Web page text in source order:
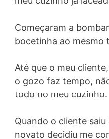
Começaram a
bocetinha ao mesmo
Até que o meu
o gozo faz tempo,
todo no meu cuzinho.
Quando o cliente
novato decidiu me